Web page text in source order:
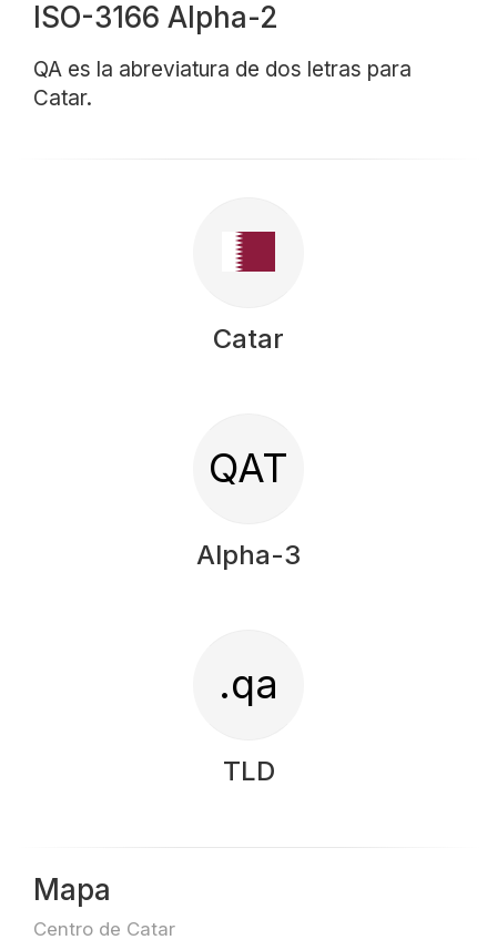
ISO-3166 Alpha-2
QA es la abreviatura de dos letras para
Catar.
Catar
QAT
Alpha-3
.qa
TLD
Mapa
Centro de Catar